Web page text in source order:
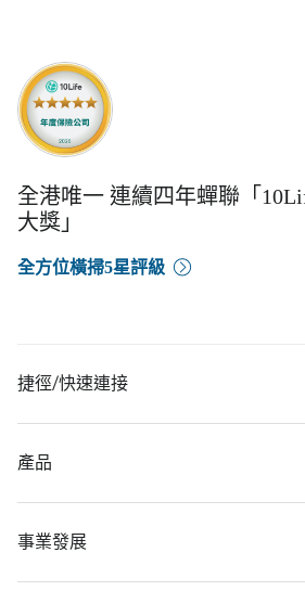
全港唯一 連續四年蟬聯「
大獎」
全方位橫掃5星評級
捷徑/快速連接
產品
事業發展